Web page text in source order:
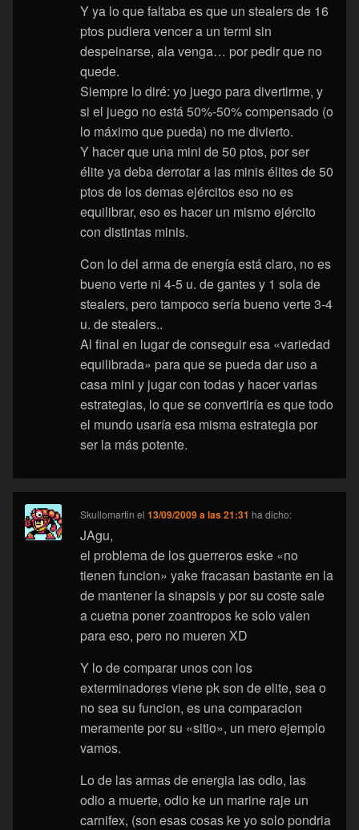
Y ya lo que faltaba es que un stealers de 16
ptos pudiera vencer a un termi sin
despeinarse, ala venga… por pedir que no
quede.
Siempre lo diré: yo juego para divertirme, y
si el juego no está 50%-50% compensado (o
lo máximo que pueda) no me divierto.
Y hacer que una mini de 50 ptos, por ser
élite ya deba derrotar a las minis élites de 50
ptos de los demas ejércitos eso no es
equilibrar, eso es hacer un mismo ejército
con distintas minis.
Con lo del arma de energía está claro, no es
bueno verte ni 4-5 u. de gantes y 1 sola de
stealers, pero tampoco sería bueno verte 3-4
u. de stealers..
Al final en lugar de conseguir esa «variedad
equilibrada» para que se pueda dar uso a
casa mini y jugar con todas y hacer varias
estrategias, lo que se convertiría es que todo
el mundo usaría esa misma estrategia por
ser la más potente.
Skullomartin el13/09/2009 a las 21:31 ha dicho:
JAgu,
el problema de los guerreros eske «no
tienen funcion» yake fracasan bastante en la
de mantener la sinapsis y por su coste sale
a cuetna poner zoantropos ke solo valen
para eso, pero no mueren XD
Y lo de comparar unos con los
exterminadores viene pk son de elite, sea o
no sea su funcion, es una comparacion
meramente por su «sitio», un mero ejemplo
vamos.
Lo de las armas de energia las odio, las
odio a muerte, odio ke un marine raje un
carnifex, (son esas cosas ke yo solo pondria